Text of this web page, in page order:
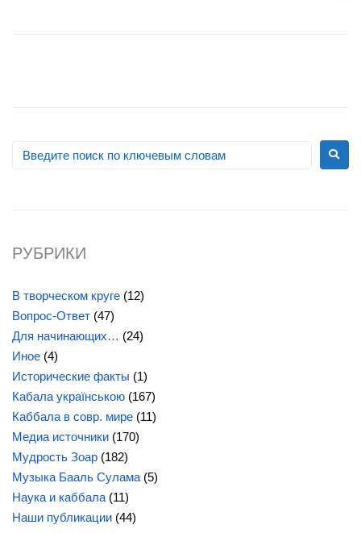
РУБРИКИ
В творческом круге (12)
Вопрос-Ответ (47)
Для начинающих… (24)
Иное (4)
Исторические факты (1)
Кабала українською (167)
Каббала в совр. мире (11)
Медиа источники (170)
Мудрость Зоар (182)
Музыка Бааль Сулама (5)
Наука и каббала (11)
Наши публикации (44)